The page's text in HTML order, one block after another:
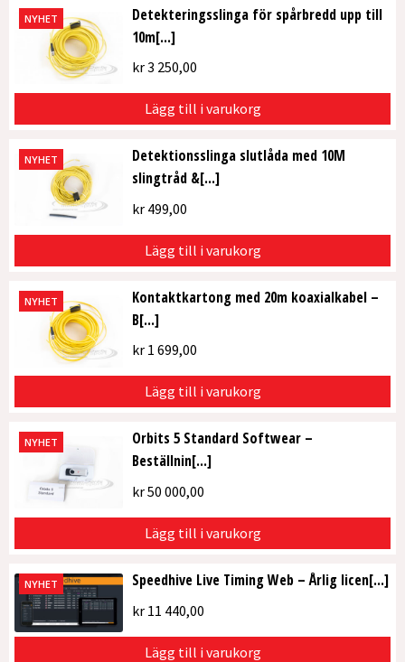
NYHET
Detekteringsslinga för spårbredd upp till
10m[...]
kr3 250,00
Lägg till i varukorg
NYHET
Detektionsslinga slutlåda med 10M
slingtråd &[...]
kr499,00
Lägg till i varukorg
NYHET
Kontaktkartong med 20m koaxialkabel –
B[...]
kr1 699,00
Lägg till i varukorg
NYHET
Orbits 5 Standard Softwear –
Beställnin[...]
kr50 000,00
Lägg till i varukorg
NYHET Speedhive Live Timing Web – Årlig licen[...]
kr11 440,00
Lägg till i varukorg